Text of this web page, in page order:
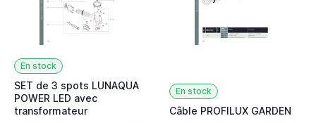
En stock
SET de 3 spots LUNAQUA
POWER LED avec
transformateur
En stock
Câble PROFILUX GARDEN